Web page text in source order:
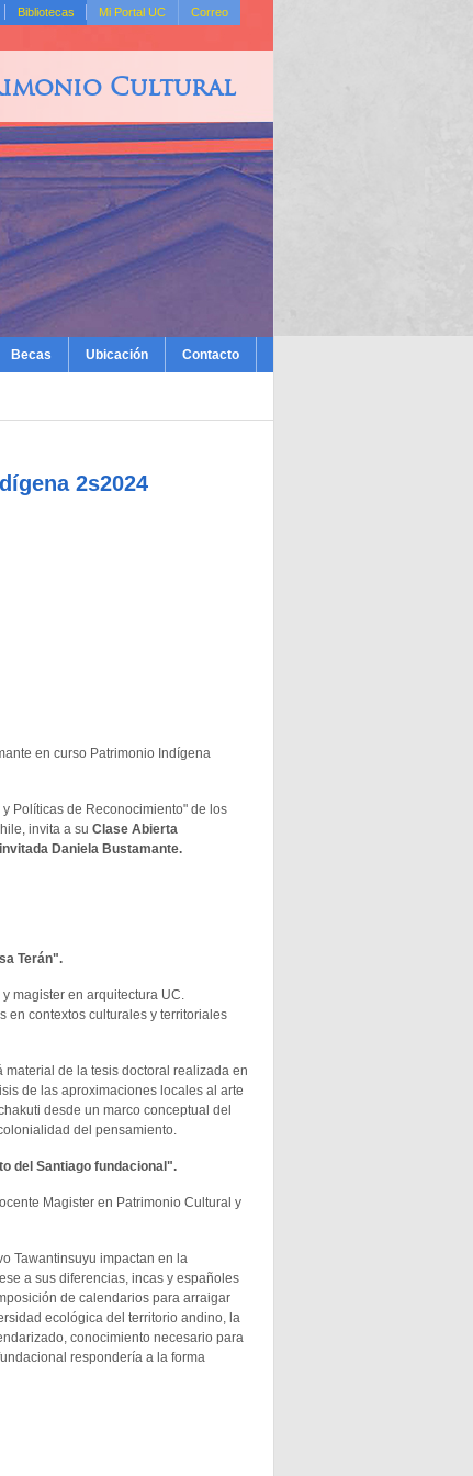
Bibliotecas Mi Portal UC Correo
Cultural
Becas Ubicación Contacto
2s2024
en curso Patrimonio Indígena
Políticas de Reconocimiento" de los
invita a su Clase Abierta
Daniela Bustamante.
Terán".
magister en arquitectura UC.
en contextos culturales y territoriales
de la tesis doctoral realizada en
de las aproximaciones locales al arte
desde un marco conceptual del
del pensamiento.
del Santiago fundacional".
Magister en Patrimonio Cultural y
Tawantinsuyu impactan en la
a sus diferencias, incas y españoles
de calendarios para arraigar
ecológica del territorio andino, la
conocimiento necesario para
respondería a la forma